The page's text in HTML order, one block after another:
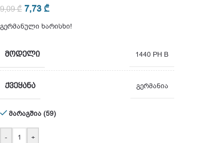
9,09₾ 7,73 ₾
გერმანული ხარისხი!
ᲛᲝᲓᲔᲚᲘ 1440 PH B
ᲥᲕᲔᲧᲐᲜᲐ გერმანია
მარაგშია (59)
- +